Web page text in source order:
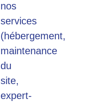
nos
services
(hébergement,
maintenance
du
site,
expert-